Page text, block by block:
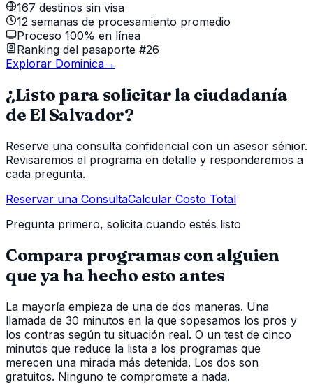
167 destinos sin visa
12 semanas de procesamiento promedio
Proceso 100% en línea
Ranking del pasaporte #26
Explorar Dominica→
¿Listo para solicitar la ciudadanía
de El Salvador?
Reserve una consulta confidencial con un asesor sénior.
Revisaremos el programa en detalle y responderemos a
cada pregunta.
Reservar una ConsultaCalcular Costo Total
Pregunta primero, solicita cuando estés listo
Compara programas con alguien
que ya ha hecho esto antes
La mayoría empieza de una de dos maneras. Una
llamada de 30 minutos en la que sopesamos los pros y
los contras según tu situación real. O un test de cinco
minutos que reduce la lista a los programas que
merecen una mirada más detenida. Los dos son
gratuitos. Ninguno te compromete a nada.